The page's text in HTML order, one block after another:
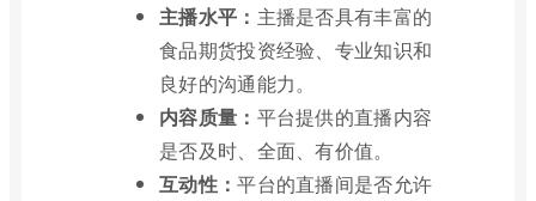
主播水平： 主播是否具有丰富的
食品期货投资经验、专业知识和
良好的沟通能力。
内容质量： 平台提供的直播内容
是否及时、全面、有价值。
互动性：平台的直播间是否允许